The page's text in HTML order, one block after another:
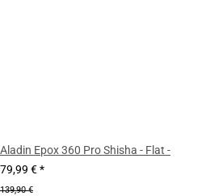
Aladin Epox 360 Pro Shisha - Flat -
79,99 €*
139,90 €